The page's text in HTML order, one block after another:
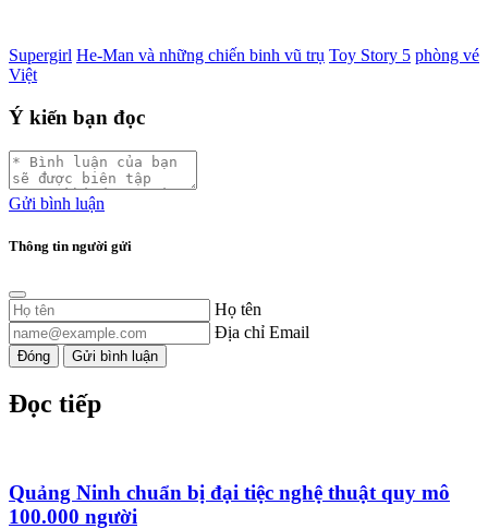
Supergirl He-Man và những chiến binh vũ trụ Toy Story 5 phòng vé
Việt
Ý kiến bạn đọc
Gửi bình luận
Thông tin người gửi
Họ tên
Địa chỉ Email
Đóng Gửi bình luận
Đọc tiếp
Quảng Ninh chuẩn bị đại tiệc nghệ thuật quy mô
100.000 người